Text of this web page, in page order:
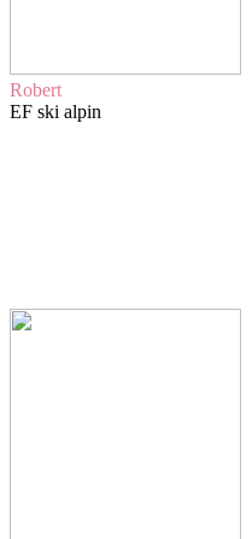
Robert
EF ski alpin